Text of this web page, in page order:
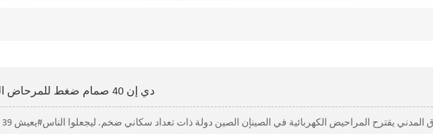
دي إن 40 صمام ضغط للمرحاض المكنسة المدنية